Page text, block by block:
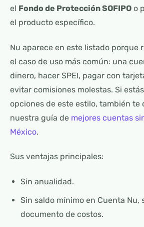
el Fondo de Protección SOFIPO o
el producto específico.
Nu aparece en este listado porque
el caso de uso más común: una
dinero, hacer SPEI, pagar con
evitar comisiones molestas. Si
opciones de este estilo, también te
nuestra guía de mejores cuentas
México.
Sus ventajas principales:
Sin anualidad.
Sin saldo mínimo en Cuenta Nu,
documento de costos.